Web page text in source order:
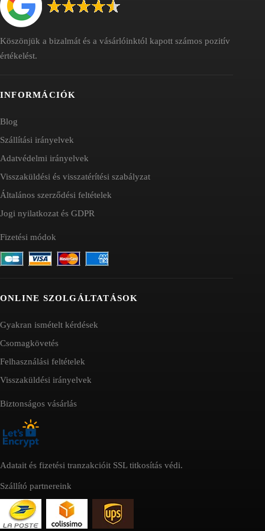
Köszönjük a bizalmát és a vásárlóinktól kapott számos pozitív
értékelést.
INFORMÁCIÓK
Blog
Szállítási irányelvek
Adatvédelmi irányelvek
Visszaküldési és visszatérítési szabályzat
Általános szerződési feltételek
Jogi nyilatkozat és GDPR
Fizetési módok
ONLINE SZOLGÁLTATÁSOK
Gyakran ismételt kérdések
Csomagkövetés
Felhasználási feltételek
Visszaküldési irányelvek
Biztonságos vásárlás
Adatait és fizetési tranzakcióit SSL titkosítás védi.
Szállító partnereink